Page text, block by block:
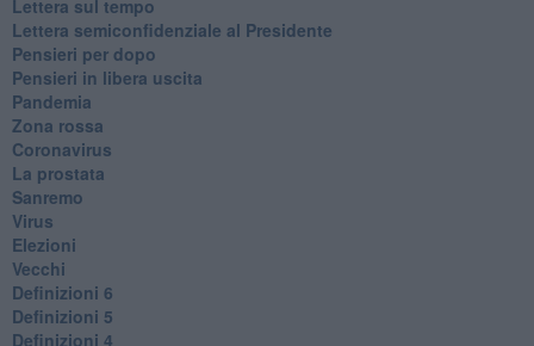
​Lettera sul tempo
Lettera semiconfidenziale al Presidente
Pensieri per dopo
​Pensieri in libera uscita
Pandemia
Zona rossa
Coronavirus
La prostata
Sanremo
Virus
Elezioni
Vecchi
Definizioni 6
Definizioni 5
Definizioni 4